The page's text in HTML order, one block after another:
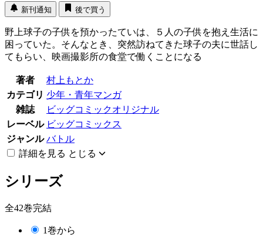
新刊通知 後で買う
野上球子の子供を預かったていは、５人の子供を抱え生活に
困っていた。そんなとき、突然訪ねてきた球子の夫に世話し
てもらい、映画撮影所の食堂で働くことになる
著者
村上もとか
カテゴリ 少年・青年マンガ
雑誌
ビッグコミックオリジナル
レーベル ビッグコミックス
ジャンル バトル
詳細を見る とじる
シリーズ
全42巻完結
1巻から